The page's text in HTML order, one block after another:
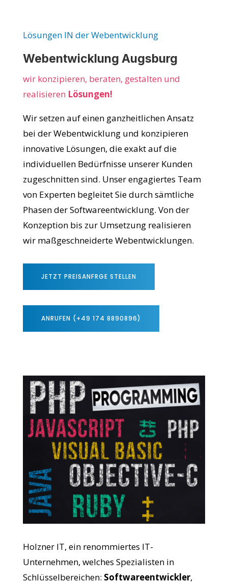
Lösungen IN der Webentwicklung
Webentwicklung Augsburg
wir konzipieren, beraten, gestalten und
realisieren Lösungen!
Wir setzen auf einen ganzheitlichen Ansatz
bei der Webentwicklung und konzipieren
innovative Lösungen, die exakt auf die
individuellen Bedürfnisse unserer Kunden
zugeschnitten sind. Unser engagiertes Team
von Experten begleitet Sie durch sämtliche
Phasen der Softwareentwicklung. Von der
Konzeption bis zur Umsetzung realisieren
wir maßgeschneiderte Webentwicklungen.
JETZT PREISANFRGE STELLEN
ANRUFEN (+49 174 8890896)
Holzner IT, ein renommiertes IT-
Unternehmen, welches Spezialisten in
Schlüsselbereichen: Softwareentwickler,